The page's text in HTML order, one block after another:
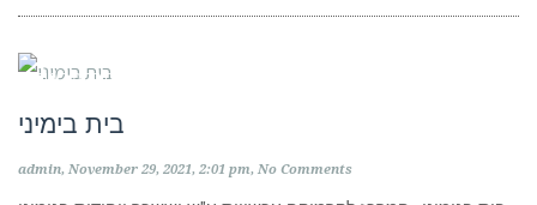
מוסדות לימוד
בית בימיני
admin November 29, 2021 2:01 pm No Comments